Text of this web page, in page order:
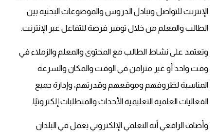
الإنترنت للتواصل وتبادل الدروس والموضوعات البحثية بين
الطالب والمعلم من خلال توفير فرصة للتفاعل عبر الإنترنت.
وتعتمد على نشاط الطالب مع المحتوى والمعلم والزملاء في
وقت واحد أو غير متزامن في الوقت والمكان والسرعة
المناسبة لظروفهم وموقعهم وقدرتهم، وإدارة جميع
الفعاليات العلمية التعليمية الأحداث والمتطلبات إلكترونيًا.
وأضاف الرافعي أنه التعلمي الإلكتروني يعمل في البلدان